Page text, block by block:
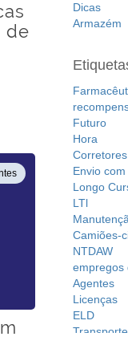
de
Dicas
Armazém
Futuro
Hora
Envio
Longo
LTl
Camiões-
NTDAW
empregos
Agentes
Licenças
ELD